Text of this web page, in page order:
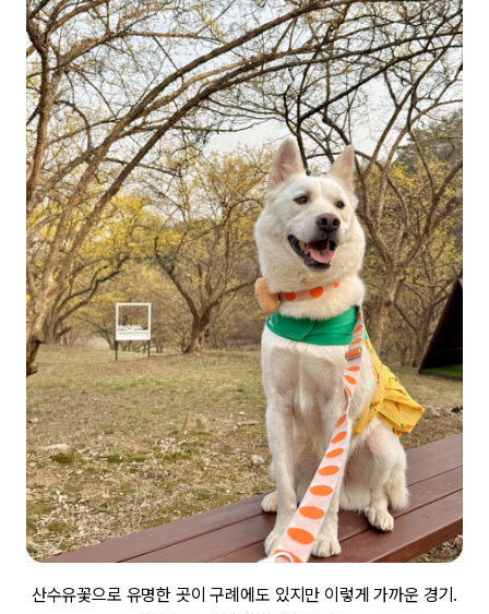
산수유꽃으로 유명한 곳이 구례에도 있지만 이렇게 가까운 경기.